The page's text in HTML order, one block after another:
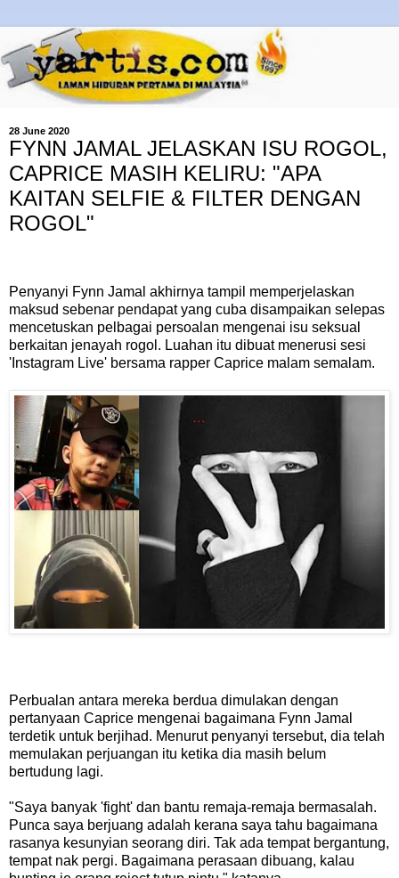
28 June 2020
FYNN JAMAL JELASKAN ISU ROGOL,
CAPRICE MASIH KELIRU: "APA
KAITAN SELFIE & FILTER DENGAN
ROGOL"
Penyanyi Fynn Jamal akhirnya tampil memperjelaskan
maksud sebenar pendapat yang cuba disampaikan selepas
mencetuskan pelbagai persoalan mengenai isu seksual
berkaitan jenayah rogol. Luahan itu dibuat menerusi sesi
'Instagram Live' bersama rapper Caprice malam semalam.
Perbualan antara mereka berdua dimulakan dengan
pertanyaan Caprice mengenai bagaimana Fynn Jamal
terdetik untuk berjihad. Menurut penyanyi tersebut, dia telah
memulakan perjuangan itu ketika dia masih belum
bertudung lagi.
"Saya banyak 'fight' dan bantu remaja-remaja bermasalah.
Punca saya berjuang adalah kerana saya tahu bagaimana
rasanya kesunyian seorang diri. Tak ada tempat bergantung,
tempat nak pergi. Bagaimana perasaan dibuang, kalau